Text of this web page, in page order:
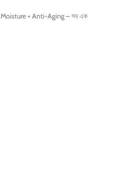
+ Anti-Aging – সব এক